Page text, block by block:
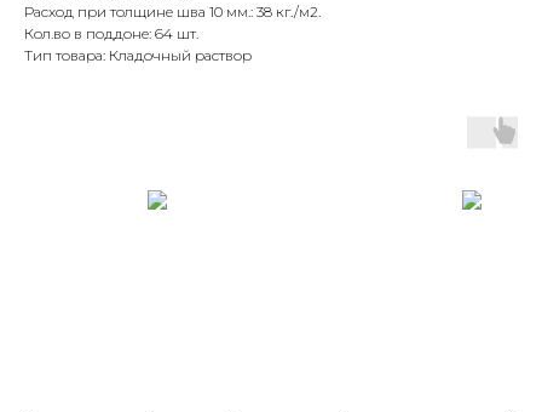
Расход при толщине шва 10 мм.: 38 кг./м2.
Кол.во в поддоне: 64 шт.
Тип товара: Кладочный раствор